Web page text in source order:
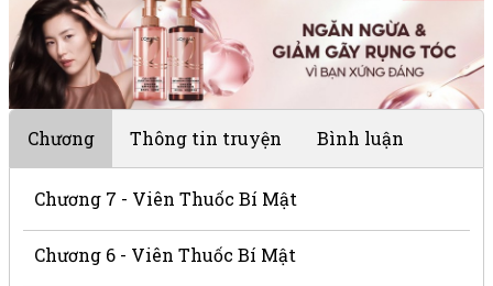
Chương Thông tin truyện Bình luận
Chương 7 - Viên Thuốc Bí Mật
Chương 6 - Viên Thuốc Bí Mật